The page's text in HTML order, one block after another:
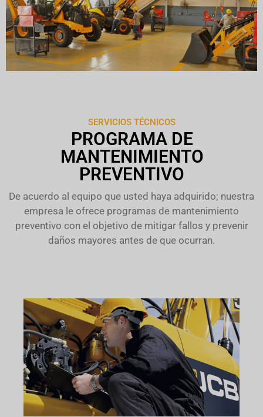
SERVICIOS TÉCNICOS
PROGRAMA DE
MANTENIMIENTO
PREVENTIVO
De acuerdo al equipo que usted haya adquirido; nuestra
empresa le ofrece programas de mantenimiento
preventivo con el objetivo de mitigar fallos y prevenir
daños mayores antes de que ocurran.